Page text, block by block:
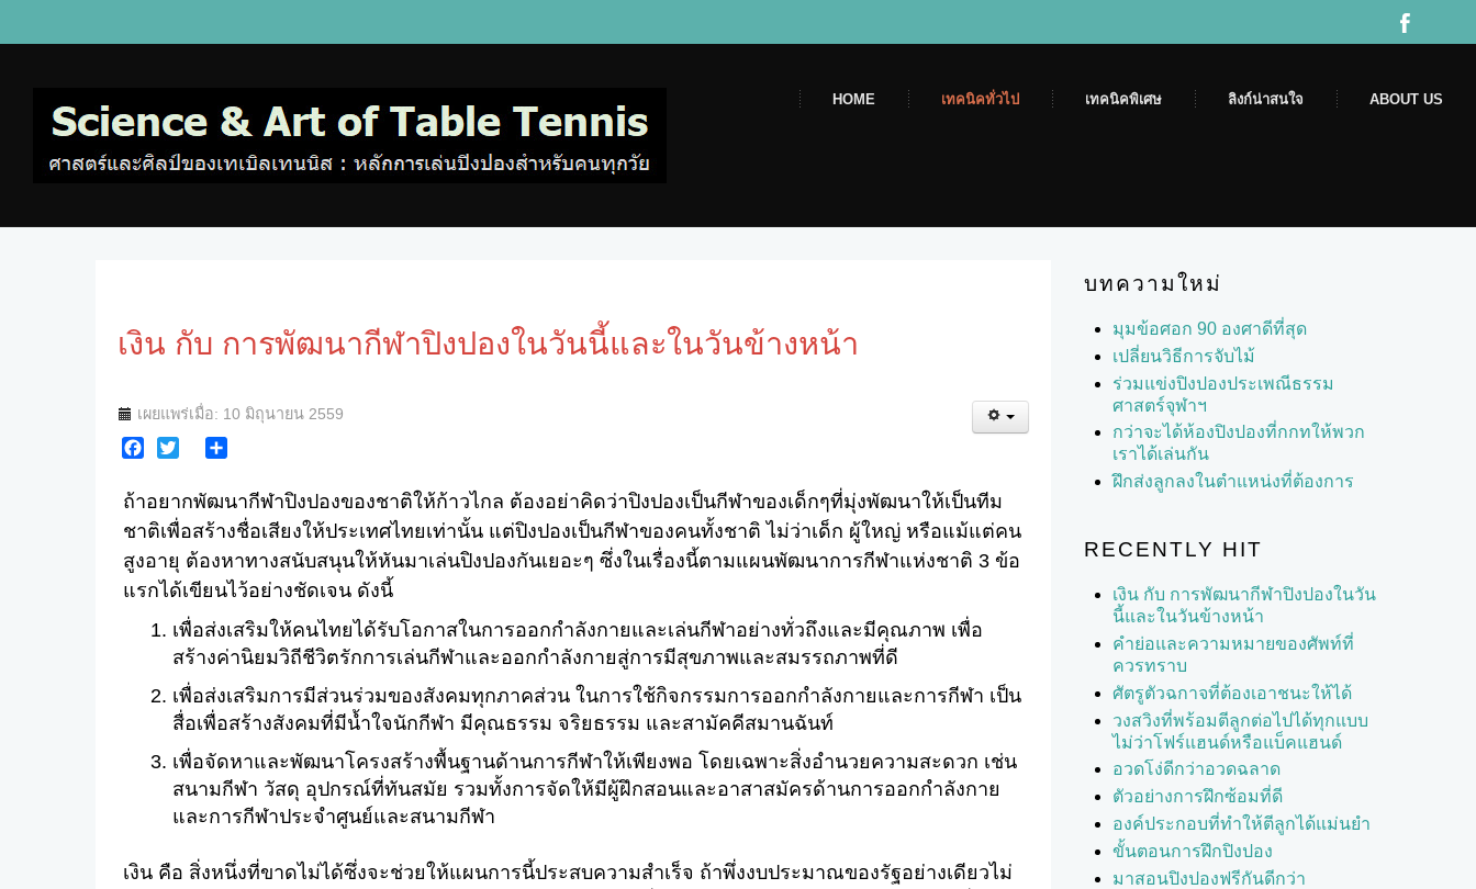
HOME เทคนิคทั่วไป เทคนิคพิเศษ ลิงก์น่าสนใจ ABOUT US
เงิน กับ การพัฒนากีฬาปิงปองในวันนี้และในวันข้างหน้า
เผยแพร่เมื่อ: 10 มิถุนายน 2559
ถ้าอยากพัฒนากีฬาปิงปองของชาติให้ก้าวไกล ต้องอย่าคิดว่าปิงปองเป็นกีฬาของเด็กๆที่มุ่งพัฒนาให้เป็นทีม
ชาติเพื่อสร้างชื่อเสียงให้ประเทศไทยเท่านั้น แต่ปิงปองเป็นกีฬาของคนทั้งชาติ ไม่ว่าเด็ก ผู้ใหญ่ หรือแม้แต่คน
สูงอายุ ต้องหาทางสนับสนุนให้หันมาเล่นปิงปองกันเยอะๆ ซึ่งในเรื่องนี้ตามแผนพัฒนาการกีฬาแห่งชาติ 3 ข้อ
แรกได้เขียนไว้อย่างชัดเจน ดังนี้
เพื่อส่งเสริมให้คนไทยได้รับโอกาสในการออกกำลังกายและเล่นกีฬาอย่างทั่วถึงและมีคุณภาพ เพื่อ
สร้างค่านิยมวิถีชีวิตรักการเล่นกีฬาและออกกำลังกายสู่การมีสุขภาพและสมรรถภาพที่ดี
เพื่อส่งเสริมการมีส่วนร่วมของสังคมทุกภาคส่วน ในการใช้กิจกรรมการออกกำลังกายและการกีฬา เป็น
สื่อเพื่อสร้างสังคมที่มีน้ำใจนักกีฬา มีคุณธรรม จริยธรรม และสามัคคีสมานฉันท์
เพื่อจัดหาและพัฒนาโครงสร้างพื้นฐานด้านการกีฬาให้เพียงพอ โดยเฉพาะสิ่งอำนวยความสะดวก เช่น
สนามกีฬา วัสดุ อุปกรณ์ที่ทันสมัย รวมทั้งการจัดให้มีผู้ฝึกสอนและอาสาสมัครด้านการออกกำลังกาย
และการกีฬาประจำศูนย์และสนามกีฬา
เงิน คือ สิ่งหนึ่งที่ขาดไม่ได้ซึ่งจะช่วยให้แผนการนี้ประสบความสำเร็จ ถ้าพึ่งงบประมาณของรัฐอย่างเดียวไม่
บทความใหม่
มุมข้อศอก 90 องศาดีที่สุด
เปลี่ยนวิธีการจับไม้
ร่วมแข่งปิงปองประเพณีธรรม
ศาสตร์จุฬาฯ
กว่าจะได้ห้องปิงปองที่กกทให้พวก
เราได้เล่นกัน
ฝึกส่งลูกลงในตำแหน่งที่ต้องการ
RECENTLY HIT
เงิน กับ การพัฒนากีฬาปิงปองในวัน
นี้และในวันข้างหน้า
คำย่อและความหมายของศัพท์ที่
ควรทราบ
ศัตรูตัวฉกาจที่ต้องเอาชนะให้ได้
วงสวิงที่พร้อมตีลูกต่อไปได้ทุกแบบ
ไม่ว่าโฟร์แฮนด์หรือแบ็คแฮนด์
อวดโง่ดีกว่าอวดฉลาด
ตัวอย่างการฝึกซ้อมที่ดี
องค์ประกอบที่ทำให้ตีลูกได้แม่นยำ
ขั้นตอนการฝึกปิงปอง
มาสอนปิงปองฟรีกันดีกว่า